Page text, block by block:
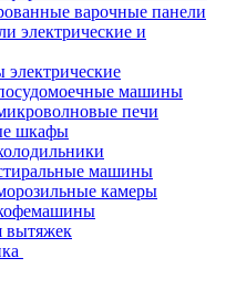
варочные панели
электрические и
машины
печи
шкафы
машины
камеры
вытяжек